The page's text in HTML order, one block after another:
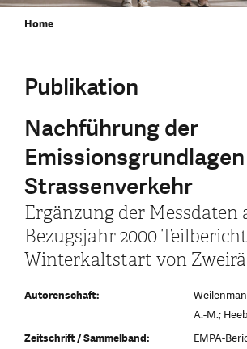
Home
Publikation
Nachführung der
Emissionsgrundlagen
Strassenverkehr
Ergänzung der Messdaten
Bezugsjahr 2000
Winterkaltstart von
Autorenschaft:
A.-M.;
Zeitschrift / Sammelband:
EMPA-